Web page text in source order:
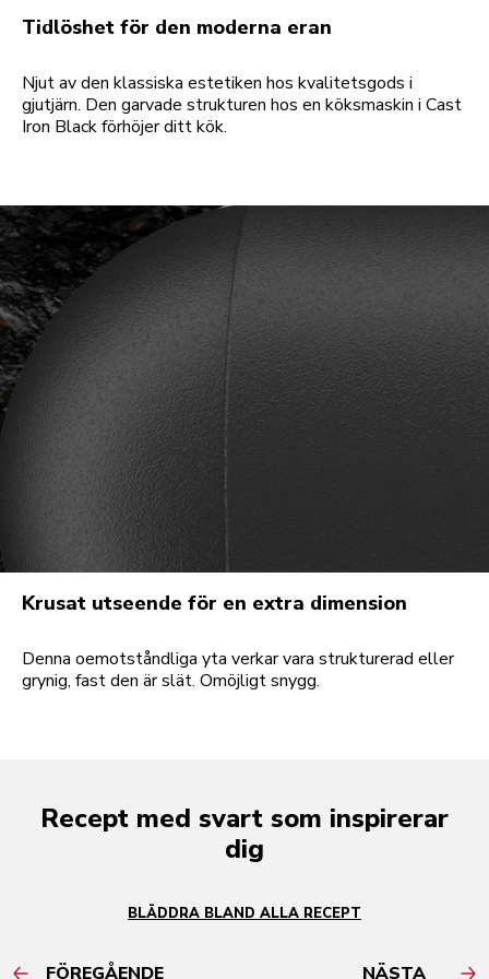
Tidlöshet för den moderna eran
Njut av den klassiska estetiken hos kvalitetsgods i
gjutjärn. Den garvade strukturen hos en köksmaskin i Cast
Iron Black förhöjer ditt kök.
Krusat utseende för en extra dimension
Denna oemotståndliga yta verkar vara strukturerad eller
grynig, fast den är slät. Omöjligt snygg.
Recept med svart som inspirerar
dig
BLÄDDRA BLAND ALLA RECEPT
FÖREGÅENDE NÄSTA